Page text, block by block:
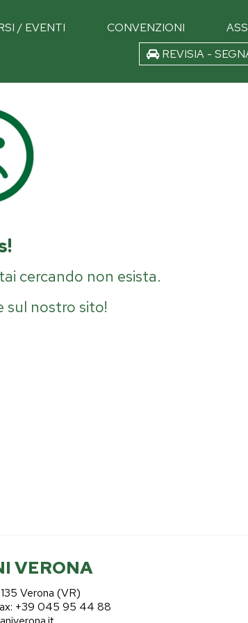
/ EVENTI CONVENZIONI
REVISIA -
cercando non esista.
sul nostro sito!
VERONA
Verona (VR)
+39 045 95 44 88